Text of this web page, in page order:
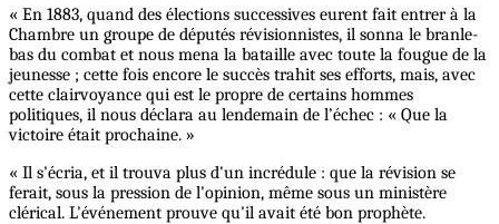
« En 1883, quand des élections successives eurent fait entrer à la
Chambre un groupe de députés révisionnistes, il sonna le branle-
bas du combat et nous mena la bataille avec toute la fougue de la
jeunesse ; cette fois encore le succès trahit ses efforts, mais, avec
cette clairvoyance qui est le propre de certains hommes
politiques, il nous déclara au lendemain de l’échec : « Que la
victoire était prochaine. »
« Il s'écria, et il trouva plus d'un incrédule : que la révision se
ferait, sous la pression de l'opinion, même sous un ministère
clérical. L'événement prouve qu'il avait été bon prophète.